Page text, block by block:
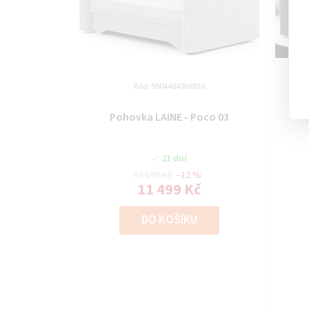
Pohovka LAINE - Poco 03
21 dní
11 499 Kč
–12 %
DO KOŠÍKU
Kód: 5904484068820